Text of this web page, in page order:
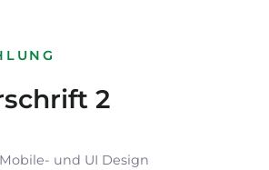
2
und UI Design